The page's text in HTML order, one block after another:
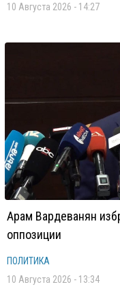
10 Августа 2026 - 14:27
Арам Вардеванян
оппозиции
ПОЛИТИКА
10 Августа 2026 - 13:34